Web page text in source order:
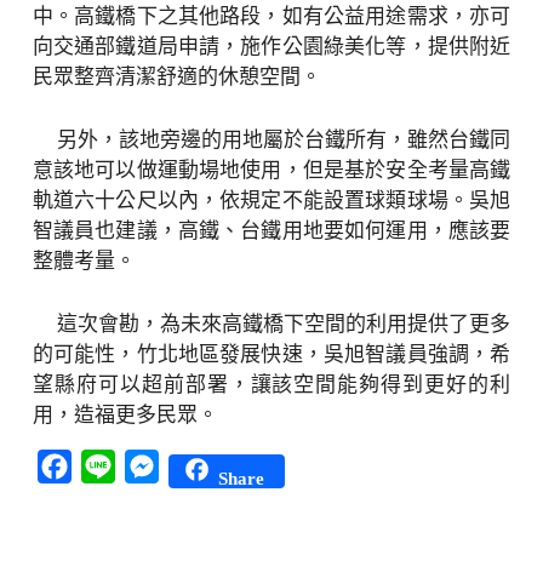
中。高鐵橋下之其他路段，如有公益用途需求，亦可
向交通部鐵道局申請，施作公園綠美化等，提供附近
民眾整齊清潔舒適的休憩空間。
另外，該地旁邊的用地屬於台鐵所有，雖然台鐵同
意該地可以做運動場地使用，但是基於安全考量高鐵
軌道六十公尺以內，依規定不能設置球類球場。吳旭
智議員也建議，高鐵、台鐵用地要如何運用，應該要
整體考量。
這次會勘，為未來高鐵橋下空間的利用提供了更多
的可能性，竹北地區發展快速，吳旭智議員強調，希
望縣府可以超前部署，讓該空間能夠得到更好的利
用，造福更多民眾。
Facebook
Line Messenger
Share